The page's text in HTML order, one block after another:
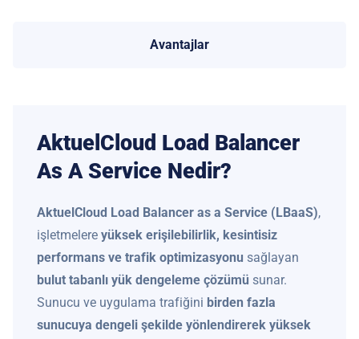
Avantajlar
AktuelCloud Load Balancer
As A Service Nedir?
AktuelCloud Load Balancer as a Service (LBaaS),
işletmelere yüksek erişilebilirlik, kesintisiz
performans ve trafik optimizasyonu sağlayan
bulut tabanlı yük dengeleme çözümü sunar.
Sunucu ve uygulama trafiğini birden fazla
sunucuya dengeli şekilde yönlendirerek yüksek